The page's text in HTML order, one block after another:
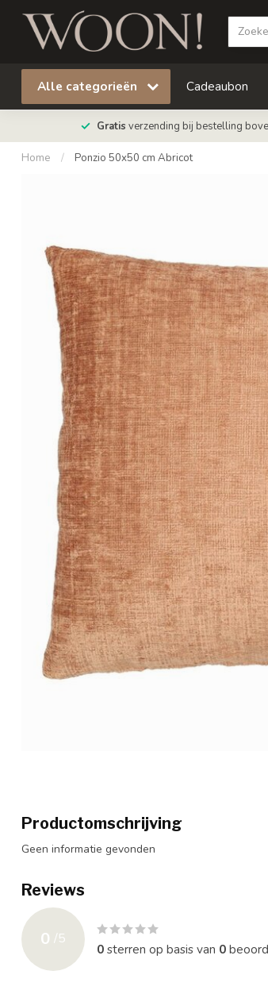
Alle categorieën Cadeaubon
Gratis verzending bij bestelling
Home / Ponzio 50x50 cm Abricot
Productomschrijving
Geen informatie gevonden
Reviews
0 /5
0sterren op basis van 0